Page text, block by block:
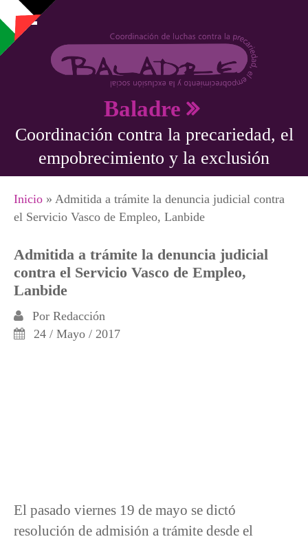
Pasar al contenido principal
Baladre
Coordinación contra la precariedad, el
empobrecimiento y la exclusión
Se encuentra usted aquí
Inicio » Admitida a trámite la denuncia judicial contra
el Servicio Vasco de Empleo, Lanbide
Admitida a trámite la denuncia judicial
contra el Servicio Vasco de Empleo,
Lanbide
Por Redacción
24 / Mayo / 2017
El pasado viernes 19 de mayo se dictó
resolución de admisión a trámite desde el